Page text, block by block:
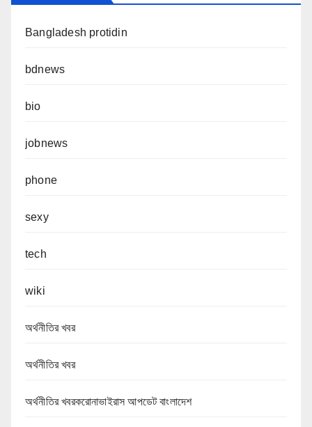
Bangladesh protidin
bdnews
bio
jobnews
phone
sexy
tech
wiki
অর্থনীতির খবর
অর্থনীতির খবর
অর্থনীতির খবরকরোনাভাইরাস আপডেট বাংলাদেশ